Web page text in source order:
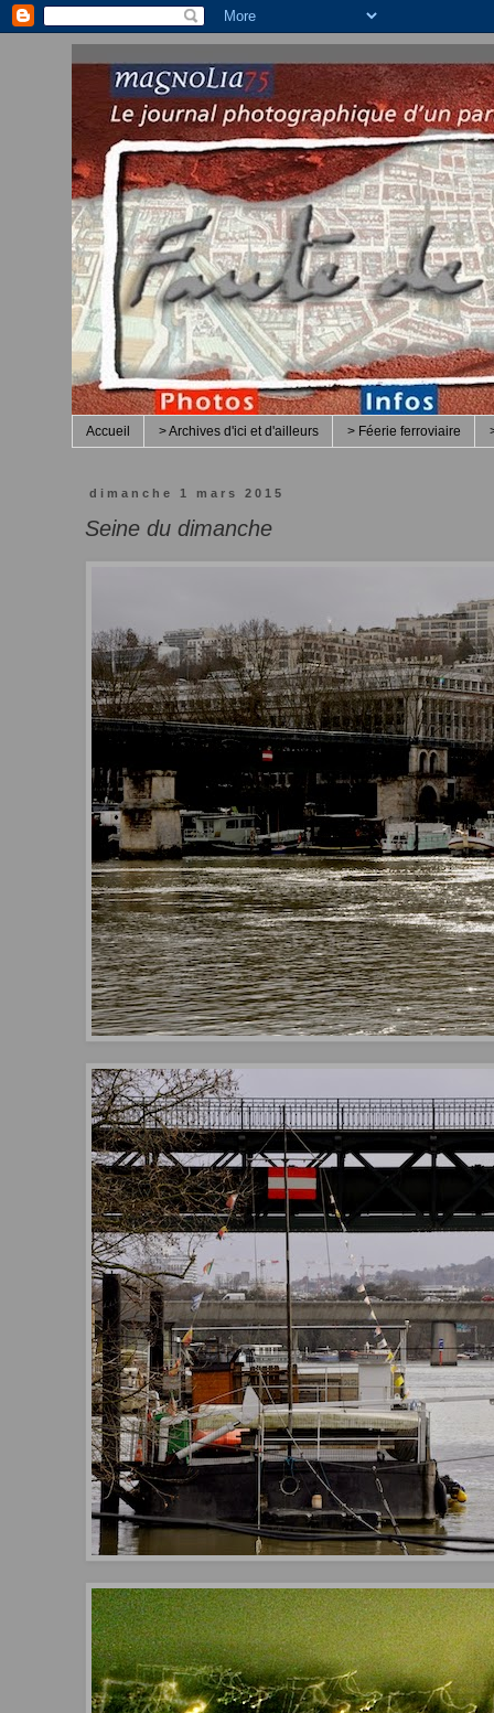
Accueil > Archives d'ici et d'ailleurs > Féerie ferroviaire
dimanche 1 mars 2015
Seine du dimanche